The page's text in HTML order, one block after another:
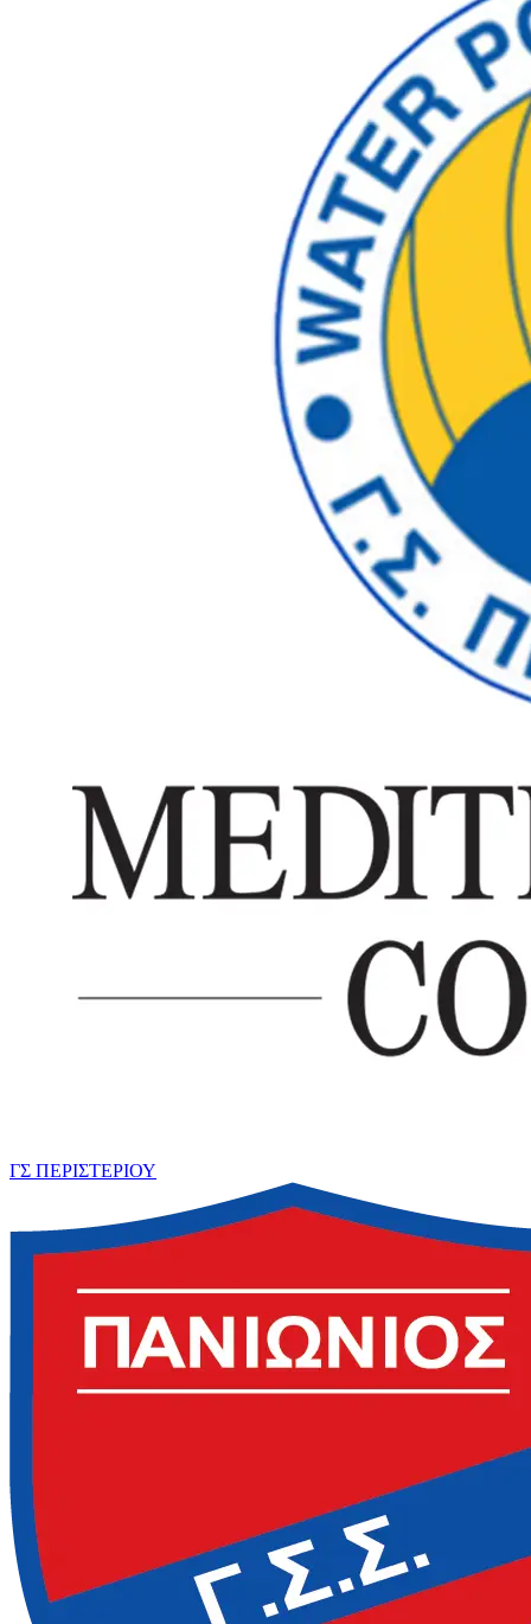
ΓΣ ΠΕΡΙΣΤΕΡΙΟΥ